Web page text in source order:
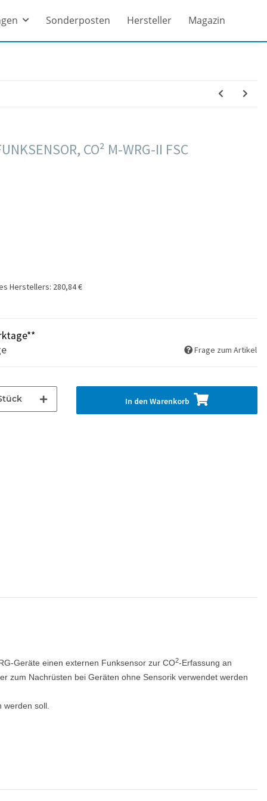
Sonderposten Hersteller Magazin
CO² M-WRG-II FSC
Herstellers: 280,84 €
Frage zum Artikel
In den Warenkorb
Geräte einen externen Funksensor zur CO2-Erfassung an
zum Nachrüsten bei Geräten ohne Sensorik verwendet werden
soll.